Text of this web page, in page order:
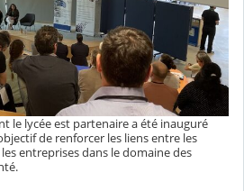
le lycée est partenaire a été inauguré
de renforcer les liens entre les
entreprises dans le domaine des